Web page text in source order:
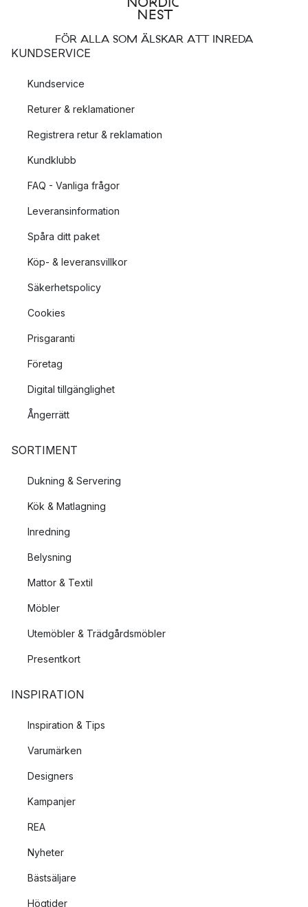
FÖR ALLA SOM ÄLSKAR ATT INREDA
KUNDSERVICE
Kundservice
Returer & reklamationer
Registrera retur & reklamation
Kundklubb
FAQ - Vanliga frågor
Leveransinformation
Spåra ditt paket
Köp- & leveransvillkor
Säkerhetspolicy
Cookies
Prisgaranti
Företag
Digital tillgänglighet
Ångerrätt
SORTIMENT
Dukning & Servering
Kök & Matlagning
Inredning
Belysning
Mattor & Textil
Möbler
Utemöbler & Trädgårdsmöbler
Presentkort
INSPIRATION
Inspiration & Tips
Varumärken
Designers
Kampanjer
REA
Nyheter
Bästsäljare
Högtider